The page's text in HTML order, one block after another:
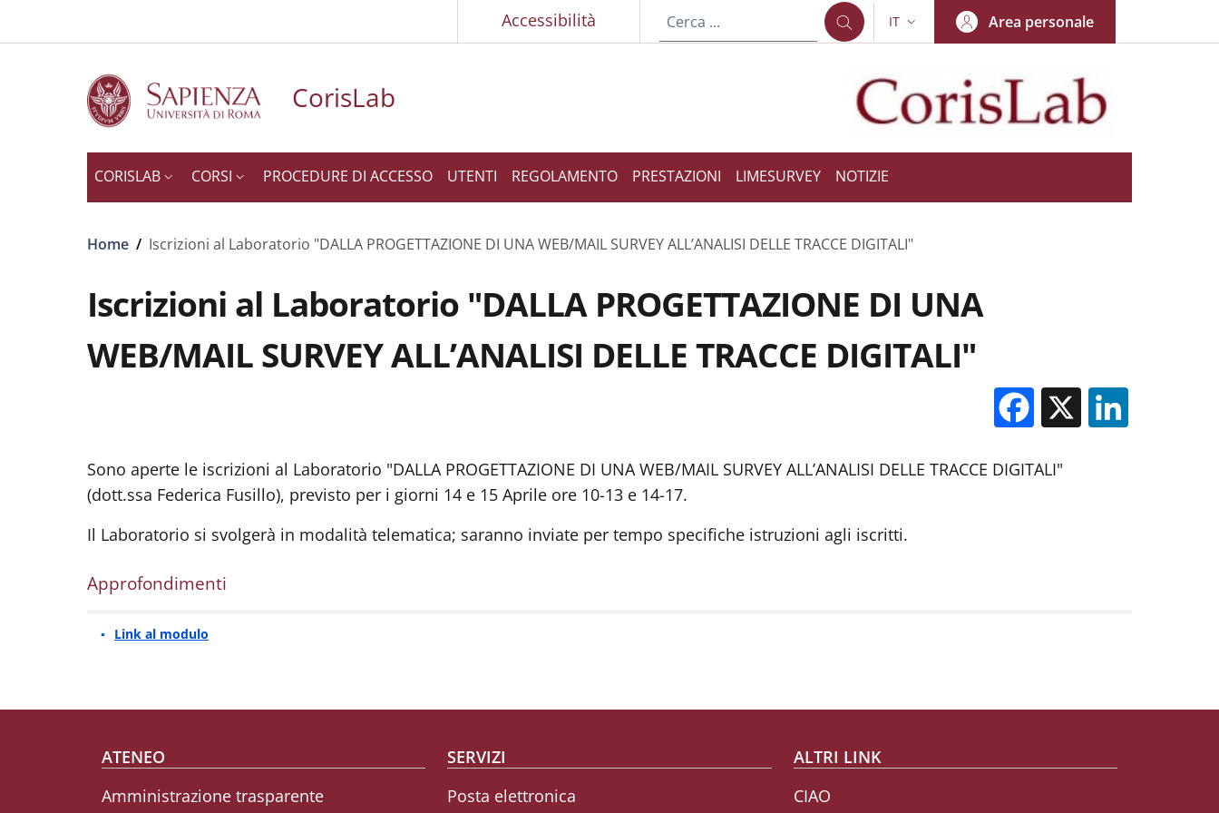
Accessibilità SELETTORE LINGUA: CURRENT LANGUAGE
IT Area personale
CorisLab
CORISLAB CORSI PROCEDURE DI ACCESSO UTENTI REGOLAMENTO PRESTAZIONI LIMESURVEY NOTIZIE
Briciole di pane
Home / Iscrizioni al Laboratorio "DALLA PROGETTAZIONE DI UNA WEB/MAIL SURVEY ALL’ANALISI DELLE TRACCE DIGITALI"
Iscrizioni al Laboratorio "DALLA PROGETTAZIONE DI UNA
WEB/MAIL SURVEY ALL’ANALISI DELLE TRACCE DIGITALI"
Facebook
X
Sono aperte le iscrizioni al Laboratorio "DALLA PROGETTAZIONE DI UNA WEB/MAIL SURVEY ALL’ANALISI DELLE TRACCE DIGITALI"
(dott.ssa Federica Fusillo), previsto per i giorni 14 e 15 Aprile ore 10-13 e 14-17.
Il Laboratorio si svolgerà in modalità telematica; saranno inviate per tempo specifiche istruzioni agli iscritti.
Approfondimenti
Link al modulo
Footer menu
ATENEO
Amministrazione trasparente
SERVIZI
Posta elettronica
ALTRI LINK
CIAO